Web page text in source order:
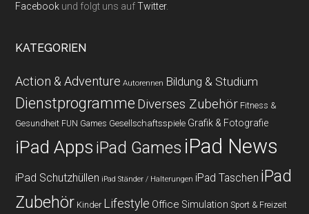
Facebook und folgt uns aufTwitter.
KATEGORIEN
Action & Adventure Autorennen Bildung & Studium
Dienstprogramme Diverses Zubehör Fitness &
Gesundheit FUN Games Gesellschaftsspiele Grafik & Fotografie
iPad Apps iPad Games iPad News
iPad Schutzhüllen iPad Ständer / Halterungen iPad Taschen iPad
Zubehör Kinder Lifestyle Office Simulation Sport & Freizeit